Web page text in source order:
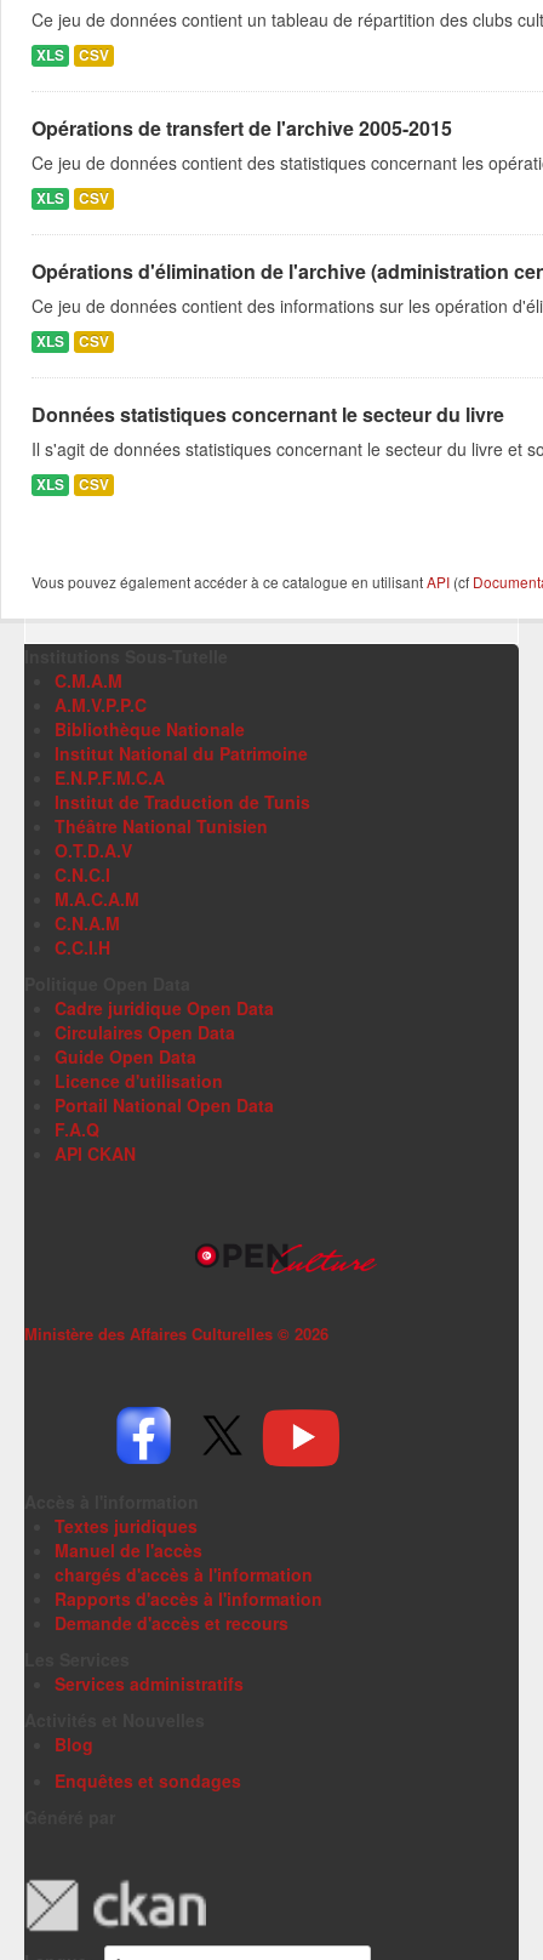
Ce jeu de données contient un tableau de répartition des clubs
XLS CSV
Opérations de transfert de l'archive 2005-2015
Ce jeu de données contient des statistiques concernant les
XLS CSV
Opérations d'élimination de l'archive (administration
Ce jeu de données contient des informations sur les opération
XLS CSV
Données statistiques concernant le secteur du livre
Il s'agit de données statistiques concernant le secteur du livre et
XLS CSV
Vous pouvez également accéder à ce catalogue en utilisantAPI (cf
C.M.A.M
A.M.V.P.P.C
Bibliothèque Nationale
Institut National du Patrimoine
E.N.P.F.M.C.A
Institut de Traduction de Tunis
Théâtre National Tunisien
O.T.D.A.V
C.N.C.I
M.A.C.A.M
C.N.A.M
C.C.I.H
Cadre juridique Open Data
Circulaires Open Data
Guide Open Data
Licence d'utilisation
Portail National Open Data
F.A.Q
API CKAN
Ministère des Affaires Culturelles © 2026
Textes juridiques
Manuel de l'accès
chargés d'accès à l'information
Rapports d'accès à l'information
Demande d'accès et recours
Services administratifs
Blog
Enquêtes et sondages